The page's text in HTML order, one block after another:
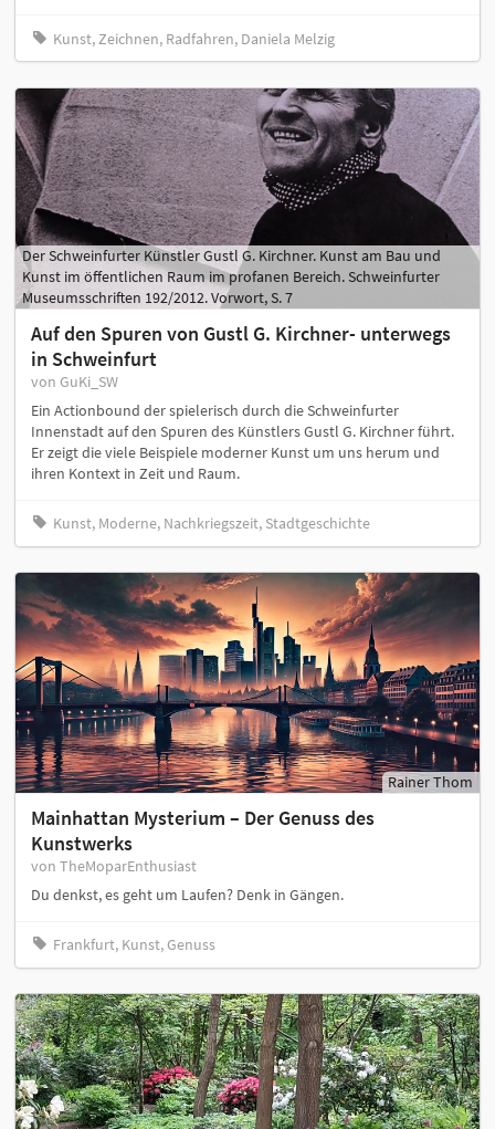
Kunst, Zeichnen, Radfahren, Daniela Melzig
Der Schweinfurter Künstler Gustl G. Kirchner. Kunst am Bau und
Kunst im öffentlichen Raum im profanen Bereich. Schweinfurter
Museumsschriften 192/2012. Vorwort, S. 7
Auf den Spuren von Gustl G. Kirchner- unterwegs
in Schweinfurt
von GuKi_SW
Ein Actionbound der spielerisch durch die Schweinfurter
Innenstadt auf den Spuren des Künstlers Gustl G. Kirchner führt.
Er zeigt die viele Beispiele moderner Kunst um uns herum und
ihren Kontext in Zeit und Raum.
Kunst, Moderne, Nachkriegszeit, Stadtgeschichte
Rainer Thom
Mainhattan Mysterium – Der Genuss des
Kunstwerks
von TheMoparEnthusiast
Du denkst, es geht um Laufen? Denk in Gängen.
Frankfurt, Kunst, Genuss